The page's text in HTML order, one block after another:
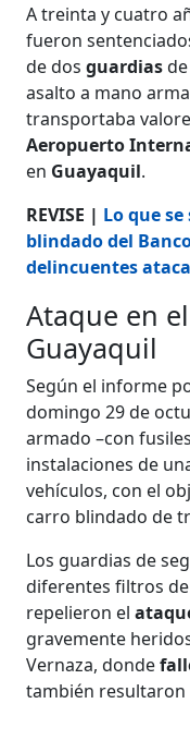
A treinta y cuatro
fueron
de dosguardias
asalto a mano
transportaba
Aeropuerto
en Guayaquil.
REVISE | Lo que
blindado del
delincuentes
Ataque en
Guayaquil
Según el informe
domingo 29 de
armado –con
instalaciones de
vehículos, con el
carro blindado de
Los guardias de
diferentes filtros
repelieron el
gravemente
Vernaza, donde
también resultaron